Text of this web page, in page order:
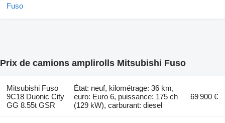
Prix de camions amplirolls Mitsubishi Fuso
Mitsubishi Fuso
9C18 Duonic City
GG 8.55t GSR
État: neuf, kilométrage: 36 km,
euro: Euro 6, puissance: 175 ch
(129 kW), carburant: diesel
69 900 €